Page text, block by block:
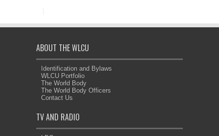
ABOUT THE WLCU
Identification and Bylaws
WLCU Portfolio
The World Body
The World Body Officers
Contact Us
TV AND RADIO